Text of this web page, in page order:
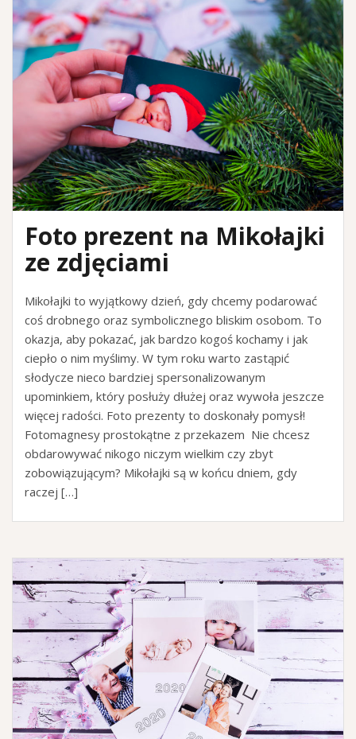
Foto prezent na Mikołajki
ze zdjęciami
Mikołajki to wyjątkowy dzień, gdy chcemy podarować
coś drobnego oraz symbolicznego bliskim osobom. To
okazja, aby pokazać, jak bardzo kogoś kochamy i jak
ciepło o nim myślimy. W tym roku warto zastąpić
słodycze nieco bardziej spersonalizowanym
upominkiem, który posłuży dłużej oraz wywoła jeszcze
więcej radości. Foto prezenty to doskonały pomysł!
Fotomagnesy prostokątne z przekazem Nie chcesz
obdarowywać nikogo niczym wielkim czy zbyt
zobowiązującym? Mikołajki są w końcu dniem, gdy
raczej […]